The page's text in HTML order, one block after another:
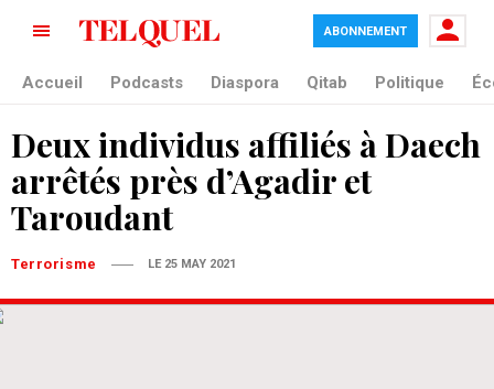
ABONNEMENT
Accueil Podcasts Diaspora Qitab Politique
Deux individus affiliés à Daech
arrêtés près d’Agadir et
Taroudant
Terrorisme LE 25 MAY 2021